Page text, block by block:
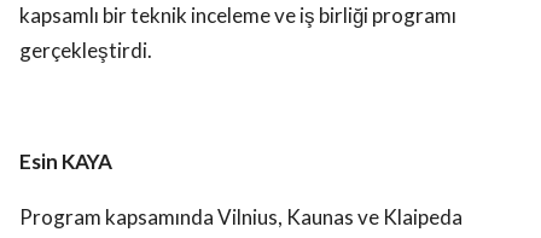
kapsamlı bir teknik inceleme ve iş birliği programı
gerçekleştirdi.
Esin KAYA
Program kapsamında Vilnius, Kaunas ve Klaipeda